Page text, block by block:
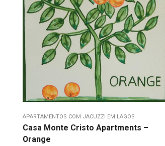
APARTAMENTOS COM JACUZZI EM LAGOS
Casa Monte Cristo Apartments –
Orange